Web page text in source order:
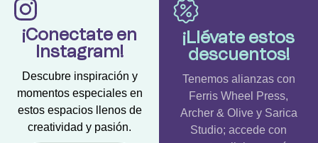
¡Conectate en
Instagram!
Descubre inspiración y
momentos especiales en
estos espacios llenos de
creatividad y pasión.
¡Llévate estos
descuentos!
Tenemos alianzas con
Ferris Wheel Press,
Archer & Olive y Sarica
Studio; accede con